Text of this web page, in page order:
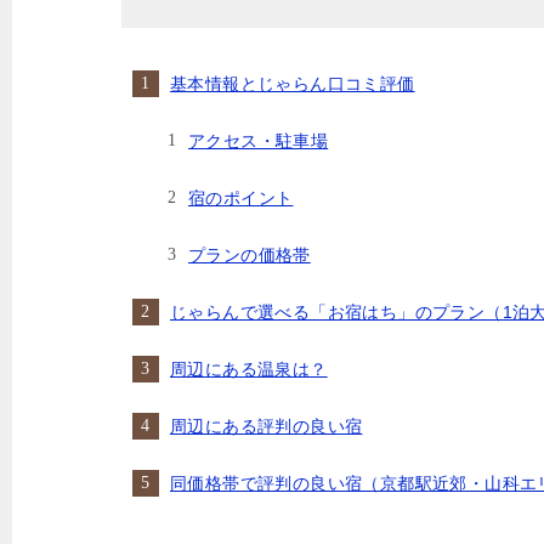
基本情報とじゃらん口コミ評価
アクセス・駐車場
宿のポイント
プランの価格帯
じゃらんで選べる「お宿はち」のプラン（1泊
周辺にある温泉は？
周辺にある評判の良い宿
同価格帯で評判の良い宿（京都駅近郊・山科エ